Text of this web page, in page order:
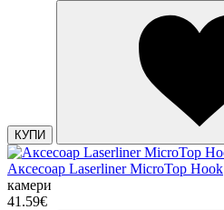
КУПИ
Аксесоар Laserliner MicroTop Hook
камери
41.59€